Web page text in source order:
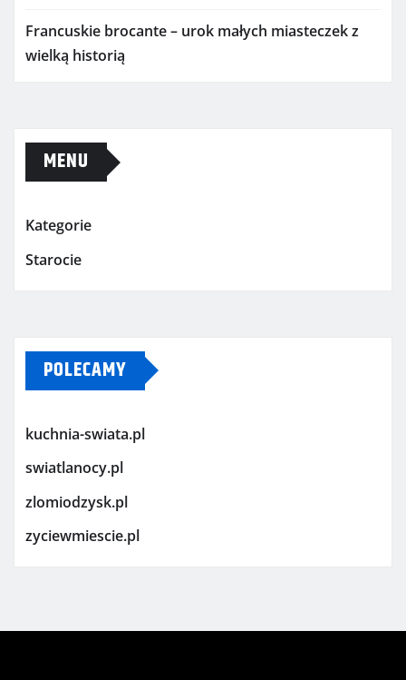
Francuskie brocante – urok małych miasteczek z
wielką historią
MENU
Kategorie
Starocie
POLECAMY
kuchnia-swiata.pl
swiatlanocy.pl
zlomiodzysk.pl
zyciewmiescie.pl